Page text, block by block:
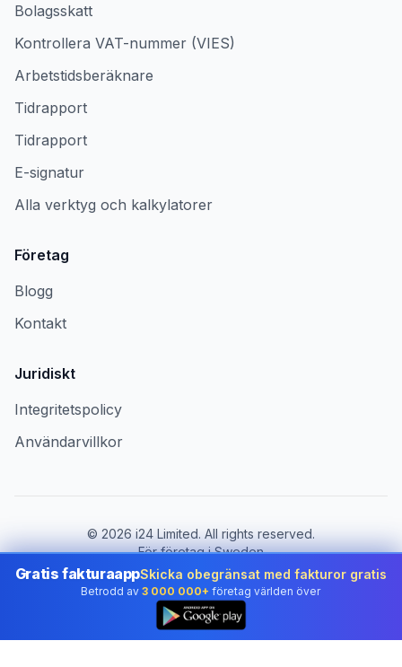
Bolagsskatt
Kontrollera VAT-nummer (VIES)
Arbetstidsberäknare
Tidrapport
Tidrapport
E-signatur
Alla verktyg och kalkylatorer
Företag
Blogg
Kontakt
Juridiskt
Integritetspolicy
Användarvillkor
© 2026 i24 Limited. All rights reserved.
För företag i Sweden
Byt land:
Sweden
Gratis fakturaappSkicka obegränsat med fakturor gratis
Betrodd av 3 000 000+ företag världen över